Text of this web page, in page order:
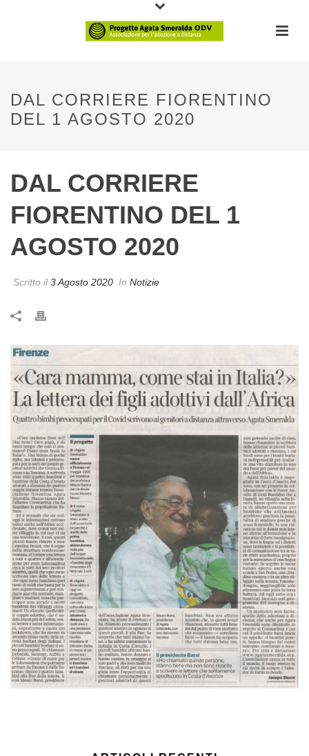
DAL CORRIERE FIORENTINO
DEL 1 AGOSTO 2020
DAL CORRIERE
FIORENTINO DEL 1
AGOSTO 2020
Scritto il3 Agosto 2020 In Notizie